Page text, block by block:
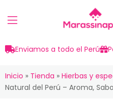
Enviamos a todo el Perú
Inicio » Tienda » Hierbas y
Natural del Perú – Aroma,